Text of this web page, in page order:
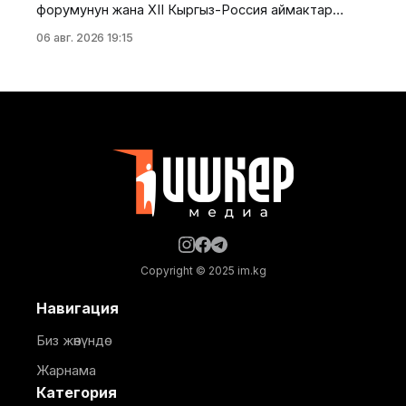
форумунун жана XII Кыргыз-Россия аймактар
тармагындагы кыргыз-орус кызматташтыгынын
06 авг. 2026 19:15
Copyright © 2025 im.kg
Навигация
Биз жөнүндө
Жарнама
Категория